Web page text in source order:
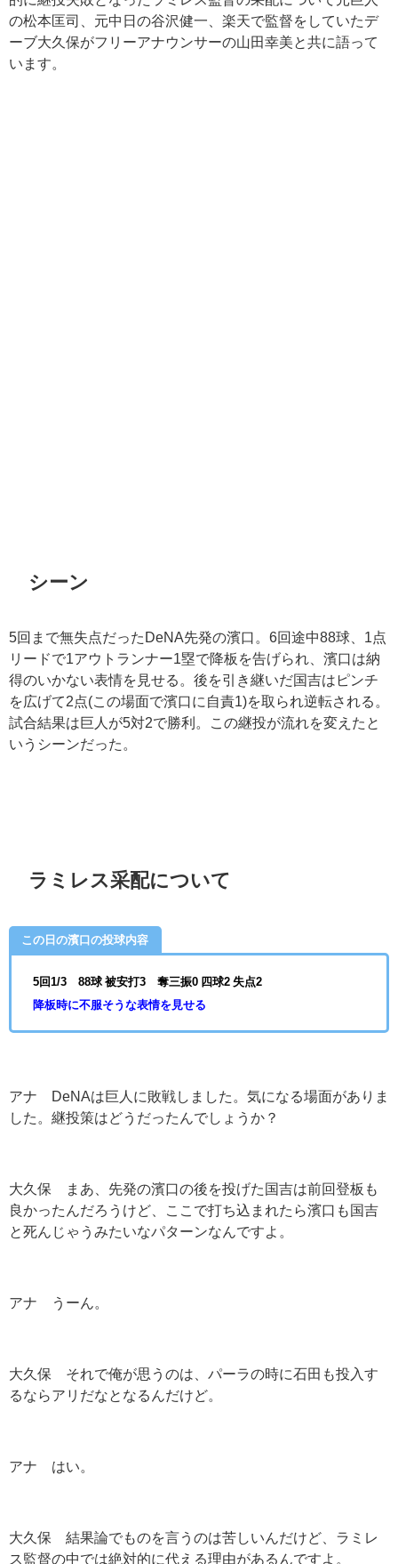
の松本匡司、元中日の谷沢健一、楽天で監督をしていたデ
ーブ大久保がフリーアナウンサーの山田幸美と共に語って
います。
シーン
5回まで無失点だったDeNA先発の濱口。6回途中88球、1点
リードで1アウトランナー1塁で降板を告げられ、濱口は納
得のいかない表情を見せる。後を引き継いだ国吉はピンチ
を広げて2点(この場面で濱口に自責1)を取られ逆転される。
試合結果は巨人が5対2で勝利。この継投が流れを変えたと
いうシーンだった。
ラミレス采配について
この日の濱口の投球内容
5回1/3 88球 被安打3 奪三振0 四球2 失点2
降板時に不服そうな表情を見せる
アナ DeNAは巨人に敗戦しました。気になる場面がありま
した。継投策はどうだったんでしょうか？
大久保 まあ、先発の濱口の後を投げた国吉は前回登板も
良かったんだろうけど、ここで打ち込まれたら濱口も国吉
と死んじゃうみたいなパターンなんですよ。
アナ うーん。
大久保 それで俺が思うのは、パーラの時に石田も投入す
るならアリだなとなるんだけど。
アナ はい。
大久保 結果論でものを言うのは苦しいんだけど、ラミレ
ス監督の中では絶対的に代える理由があるんですよ。